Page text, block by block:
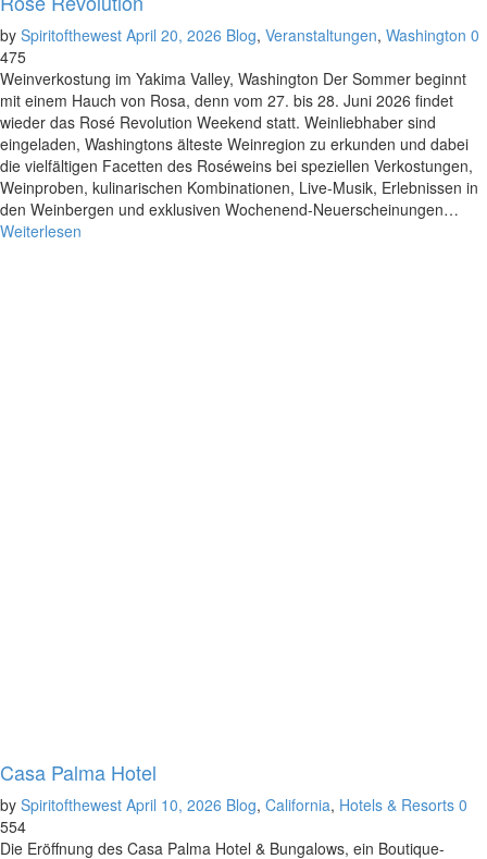
by Spiritofthewest April 20, 2026 Blog, Veranstaltungen, Washington 0
475
Weinverkostung im Yakima Valley, Washington Der Sommer beginnt
mit einem Hauch von Rosa, denn vom 27. bis 28. Juni 2026 findet
wieder das Rosé Revolution Weekend statt. Weinliebhaber sind
eingeladen, Washingtons älteste Weinregion zu erkunden und dabei
die vielfältigen Facetten des Roséweins bei speziellen Verkostungen,
Weinproben, kulinarischen Kombinationen, Live-Musik, Erlebnissen in
den Weinbergen und exklusiven Wochenend-Neuerscheinungen…
Weiterlesen
Casa Palma Hotel
by Spiritofthewest April 10, 2026 Blog, California, Hotels & Resorts 0
554
Die Eröffnung des Casa Palma Hotel & Bungalows, ein Boutique-